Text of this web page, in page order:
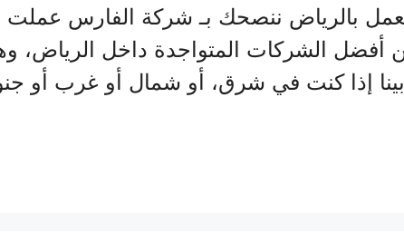
بالرياض ننصحك بـ شركة الفارس عملت
الشركات المتواجدة داخل الرياض،
إذا كنت في شرق، أو شمال أو غرب أو